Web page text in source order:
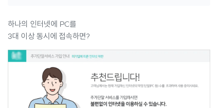
하나의 인터넷에 PC를
3대 이상 동시에 접속하면?